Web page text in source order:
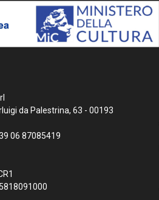
da Palestrina, 63 - 00193
06 87085419